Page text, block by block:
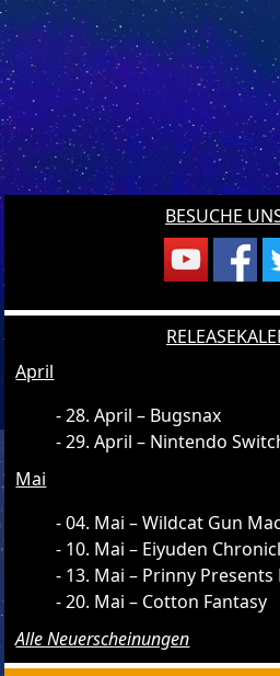
BESUCHE
April
28. April – Bugsnax
29. April – Nintendo
Mai
04. Mai – Wildcat Gun
10. Mai – Eiyuden
13. Mai – Prinny Presents
20. Mai – Cotton Fantasy
Alle Neuerscheinungen